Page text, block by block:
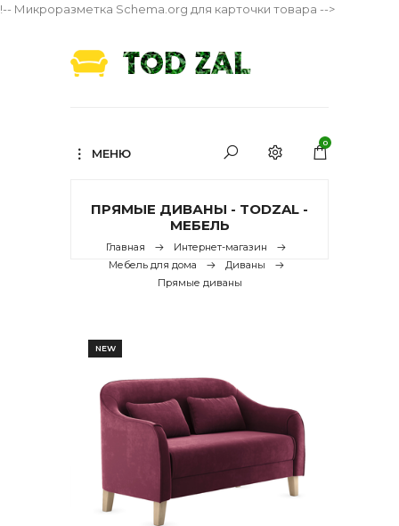
!-- Микроразметка Schema.org для карточки товара -->
МЕНЮ
0
ПРЯМЫЕ ДИВАНЫ - TODZAL -
МЕБЕЛЬ
Главная
Интернет-магазин
Мебель для дома
Диваны
Прямые диваны
NEW